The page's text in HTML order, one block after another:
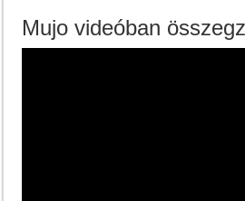
Mujo videóban